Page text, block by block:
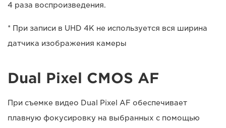
4 раза воспроизведения.
* При записи в UHD 4K не используется вся ширина
датчика изображения камеры
Dual Pixel CMOS AF
При съемке видео Dual Pixel AF обеспечивает
плавную фокусировку на выбранных с помощью